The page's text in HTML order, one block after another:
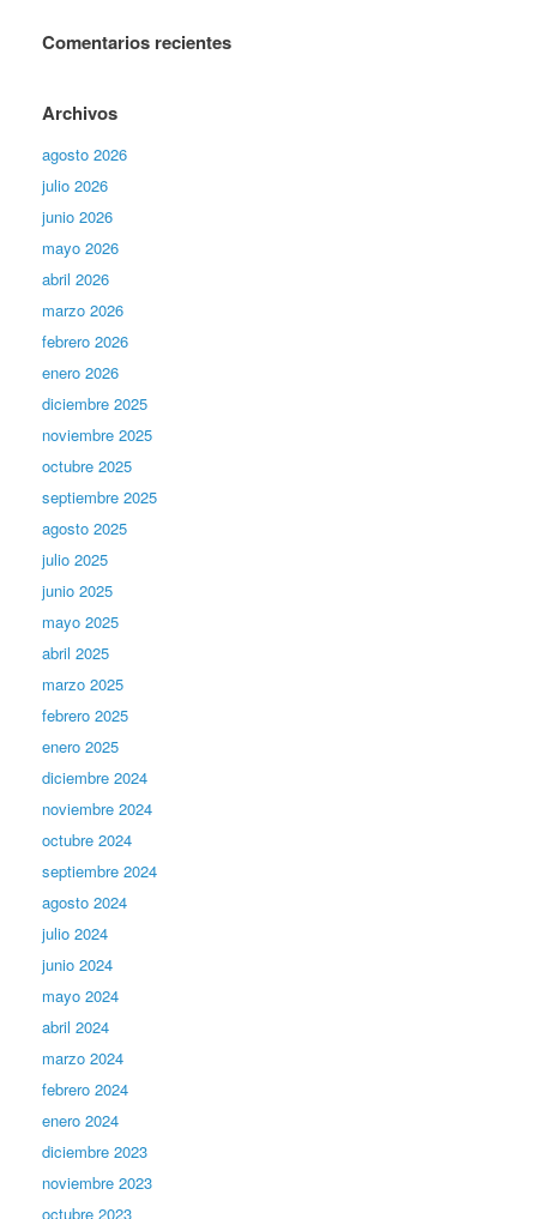
Comentarios recientes
Archivos
agosto 2026
julio 2026
junio 2026
mayo 2026
abril 2026
marzo 2026
febrero 2026
enero 2026
diciembre 2025
noviembre 2025
octubre 2025
septiembre 2025
agosto 2025
julio 2025
junio 2025
mayo 2025
abril 2025
marzo 2025
febrero 2025
enero 2025
diciembre 2024
noviembre 2024
octubre 2024
septiembre 2024
agosto 2024
julio 2024
junio 2024
mayo 2024
abril 2024
marzo 2024
febrero 2024
enero 2024
diciembre 2023
noviembre 2023
octubre 2023